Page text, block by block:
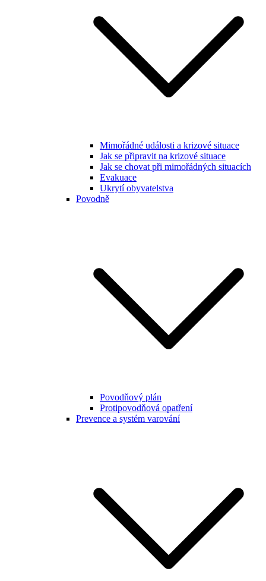
Mimořádné události a krizové situace
Jak se připravit na krizové situace
Jak se chovat při mimořádných situacích
Evakuace
Ukrytí obyvatelstva
Povodně
Povodňový plán
Protipovodňová opatření
Prevence a systém varování